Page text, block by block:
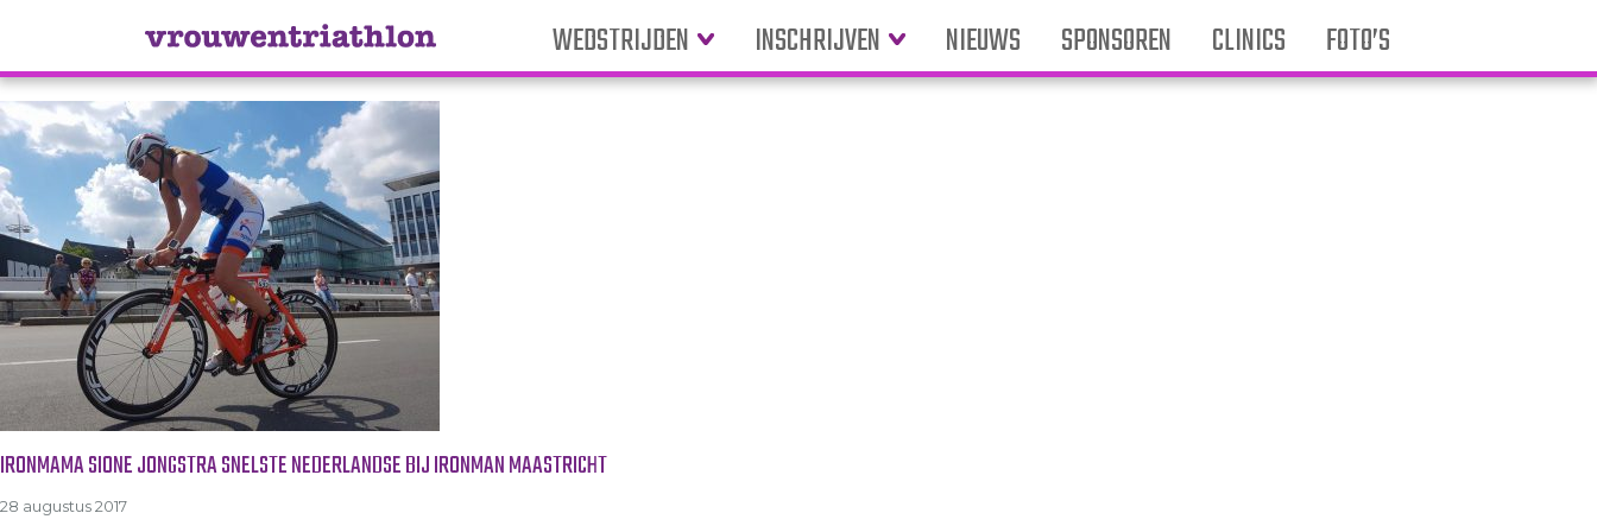
WEDSTRIJDEN INSCHRIJVEN NIEUWS SPONSOREN CLINICS FOTO’S
Tag Archive: ironman maastricht
IRONMAMA SIONE JONGSTRA SNELSTE NEDERLANDSE BIJ IRONMAN MAASTRICHT
28 augustus 2017